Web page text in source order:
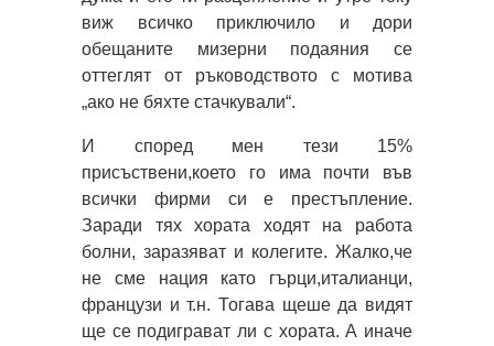
виж всичко приключило и дори
обещаните мизерни подаяния се
оттеглят от ръководството с мотива
„ако не бяхте стачкували“.
И според мен тези 15%
присъствени,което го има почти във
всички фирми си е престъпление.
Заради тях хората ходят на работа
болни, заразяват и колегите. Жалко,че
не сме нация като гърци,италианци,
французи и т.н. Тогава щеше да видят
ще се подиграват ли с хората. А иначе